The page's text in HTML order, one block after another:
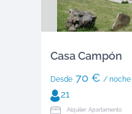
Casa Campón
Desde70 € / noche
21
Alquiler: Apartamento